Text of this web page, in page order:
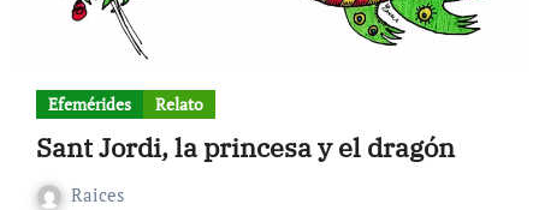
Efemérides Relato
Sant Jordi, la princesa y el dragón
Raices